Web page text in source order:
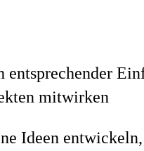
entsprechender
mitwirken
Ideen